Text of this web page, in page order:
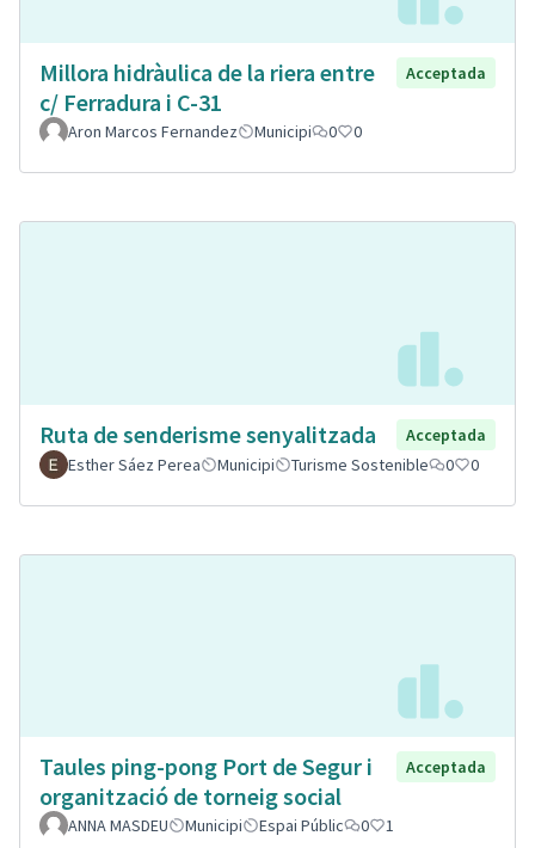
Millora hidràulica de la riera entre
c/ Ferradura i C-31
Acceptada
Aron Marcos Fernandez Municipi 0 0
Ruta de senderisme senyalitzada
Acceptada
Esther Sáez Perea
Municipi Turisme Sostenible 0 0
Taules ping-pong Port de Segur i
organització de torneig social
Acceptada
ANNA MASDEU Municipi Espai Públic 0 1